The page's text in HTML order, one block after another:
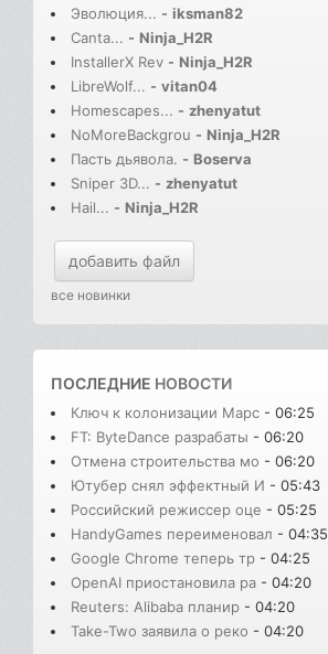
Эволюция... - iksman82
Canta... - Ninja_H2R
InstallerX Rev - Ninja_H2R
LibreWolf... - vitan04
Homescapes... - zhenyatut
NoMoreBackgrou - Ninja_H2R
Пасть дьявола. - Boserva
Sniper 3D... - zhenyatut
Hail... - Ninja_H2R
добавить файл
все новинки
ПОСЛЕДНИЕ НОВОСТИ
Ключ к колонизации Марс - 06:25
FT: ByteDance разрабаты - 06:20
Отмена строительства мо - 06:20
Ютубер снял эффектный И - 05:43
Российский режиссер оце - 05:25
HandyGames переименовал - 04:35
Google Chrome теперь тр - 04:25
OpenAI приостановила ра - 04:20
Reuters: Alibaba планир - 04:20
Take-Two заявила о реко - 04:20